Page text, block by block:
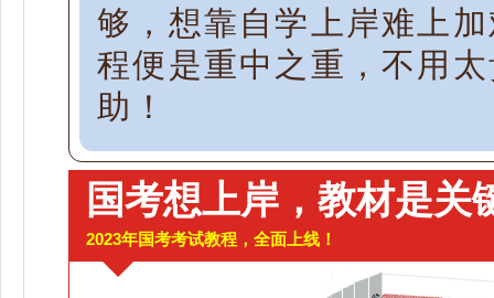
够，想靠自学上岸难上
程便是重中之重，不用
助！
国考想上岸，教材是关
2023年国考考试教程，全面上线！